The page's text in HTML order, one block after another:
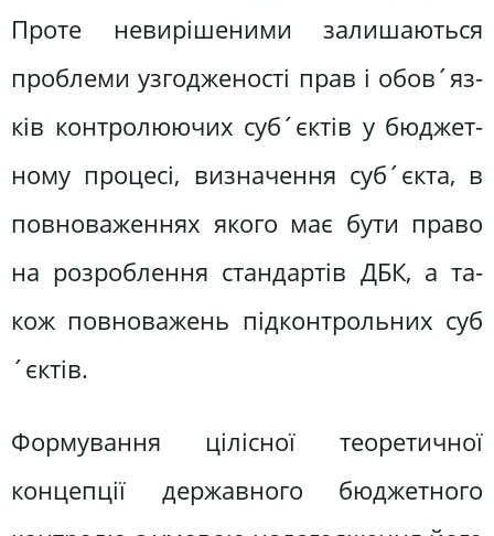
Проте невирішеними залишаються
проблеми узгодженості прав і обов´яз­
ків контролюючих суб´єктів у бюджет­
ному процесі, визначення суб´єкта, в
повноваженнях якого має бути право
на розроблення стандартів ДБК, а та­
кож повноважень підконтрольних суб
´єктів.
Формування цілісної теоретичної
концепції державного бюджетного